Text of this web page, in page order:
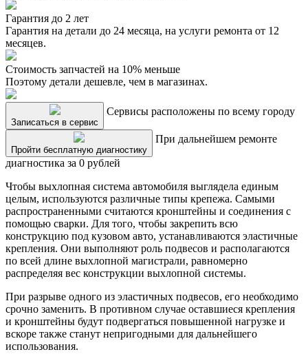
Гарантия до 2 лет
Гарантия на детали до 24 месяца, на услуги ремонта от 12
месяцев.
Стоимость запчастей на 10% меньше
Поэтому детали дешевле, чем в магазинах.
Записаться в сервис
Сервисы расположены по всему городу
Пройти бесплатную диагностику
При дальнейшем ремонте
диагностика за 0 рублей
Чтобы выхлопная система автомобиля выглядела единым
целым, используются различные типы крепежа. Самыми
распространенными считаются кронштейны и соединения с
помощью сварки. Для того, чтобы закрепить всю
конструкцию под кузовом авто, устанавливаются эластичные
крепления. Они выполняют роль подвесов и располагаются
по всей длине выхлопной магистрали, равномерно
распределяя вес конструкции выхлопной системы.
При разрыве одного из эластичных подвесов, его необходимо
срочно заменить. В противном случае оставшиеся крепления
и кронштейны будут подвергаться повышенной нагрузке и
вскоре также станут непригодными для дальнейшего
использования.